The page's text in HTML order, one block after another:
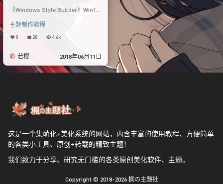
用技巧说明
《Windows Style Builder》Win10
下记录我们在做主题时所
主题制作教程
0 28 4.6k
若樱 2018年06月11日
这是一个集萌化+美化系统的网站，内含丰富的使用教程、方便简单
的各类小工具、原创+转载的精致主题！
我们致力于分享、研究无门槛的各类原创美化软件、主题。
Copyright © 2018-2026枫の主题社